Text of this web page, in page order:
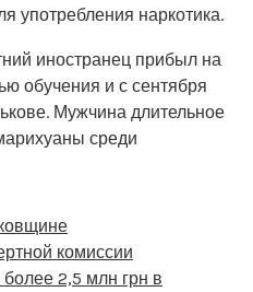
употребления наркотика.
иностранец прибыл на
обучения и с сентября
Мужчина длительное
среди
комиссии
2,5 млн грн в